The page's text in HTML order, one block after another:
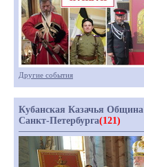
Другие события
Кубанская Казачья Община
Санкт-Петербурга(121)